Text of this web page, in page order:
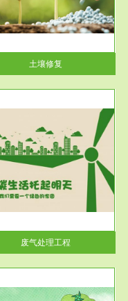
土壤修复
废气处理工程